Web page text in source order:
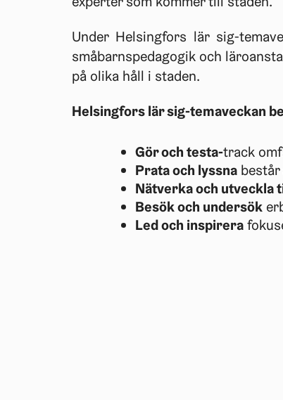
Under Helsingfors lär sig-
småbarnspedagogik och
på olika håll i staden.
Helsingfors lär sig-temaveckan
Gör och testa-track
Prata och lyssna
Nätverka och utveckla
Besök och undersök
Led och inspirera